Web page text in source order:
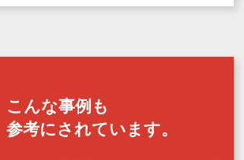
こんな事例も
参考にされています。